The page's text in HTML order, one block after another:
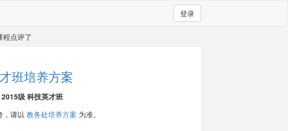
登录
程点评了
班培养方案
级 科技英才班
，请以 教务处培养方案 为准。